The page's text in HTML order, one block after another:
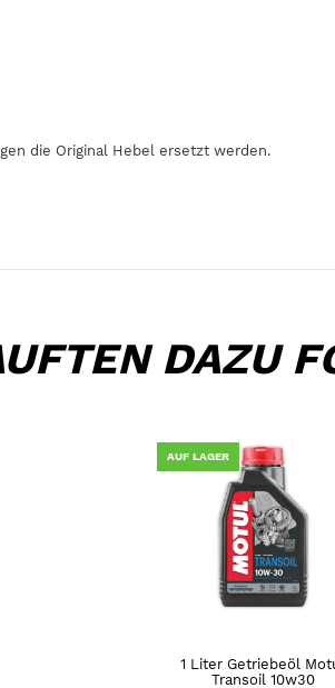
die Original Hebel ersetzt werden.
DAZU
AUF LAGER
1 Liter Getriebeöl
Transoil 10w30